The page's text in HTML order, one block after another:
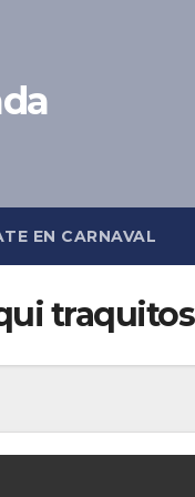
EN CARNAVAL
traquitos